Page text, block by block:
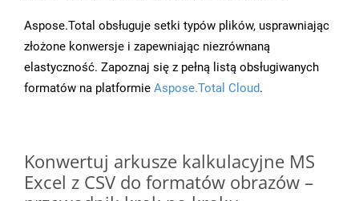
Aspose.Total obsługuje setki typów plików, usprawniając
złożone konwersje i zapewniając niezrównaną
elastyczność. Zapoznaj się z pełną listą obsługiwanych
formatów na platformie Aspose.Total Cloud.
Konwertuj arkusze kalkulacyjne MS
Excel z CSV do formatów obrazów –